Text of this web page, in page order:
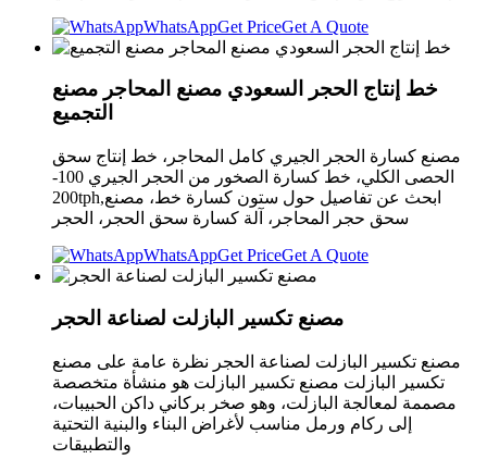
WhatsAppGet PriceGet A Quote
خط إنتاج الحجر السعودي مصنع المحاجر مصنع
التجميع
مصنع كسارة الحجر الجيري كامل المحاجر، خط إنتاج سحق
الحصى الكلي، خط كسارة الصخور من الحجر الجيري 100-
200tph,ابحث عن تفاصيل حول ستون كسارة خط، مصنع
سحق حجر المحاجر، آلة كسارة سحق الحجر، الحجر
WhatsAppGet PriceGet A Quote
مصنع تكسير البازلت لصناعة الحجر
مصنع تكسير البازلت لصناعة الحجر نظرة عامة على مصنع
تكسير البازلت مصنع تكسير البازلت هو منشأة متخصصة
مصممة لمعالجة البازلت، وهو صخر بركاني داكن الحبيبات،
إلى ركام ورمل مناسب لأغراض البناء والبنية التحتية
والتطبيقات